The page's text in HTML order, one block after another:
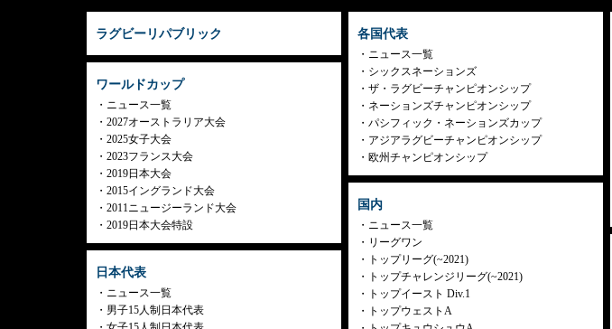
ラグビーリパブリック
ワールドカップ
ニュース一覧
2027オーストラリア大会
2025女子大会
2023フランス大会
2019日本大会
2015イングランド大会
2011ニュージーランド大会
2019日本大会特設
日本代表
ニュース一覧
男子15人制日本代表
各国代表
ニュース一覧
シックスネーションズ
ザ・ラグビーチャンピオンシップ
ネーションズチャンピオンシップ
パシフィック・ネーションズカップ
アジアラグビーチャンピオンシップ
欧州チャンピオンシップ
国内
ニュース一覧
リーグワン
トップリーグ(~2021)
トップチャレンジリーグ(~2021)
トップイースト Div.1
トップウェストA